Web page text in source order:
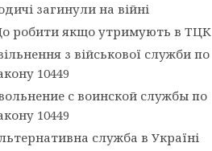
загинули на війні
робити якщо утримують в ТЦК
з військової служби по
10449
с воинской службы по
10449
служба в Україні